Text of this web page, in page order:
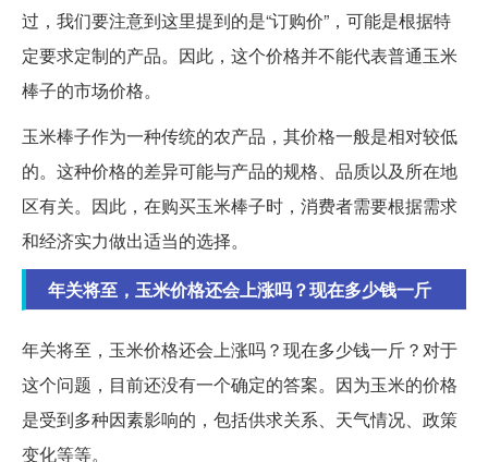
过，我们要注意到这里提到的是“订购价”，可能是根据特
定要求定制的产品。因此，这个价格并不能代表普通玉米
棒子的市场价格。
玉米棒子作为一种传统的农产品，其价格一般是相对较低
的。这种价格的差异可能与产品的规格、品质以及所在地
区有关。因此，在购买玉米棒子时，消费者需要根据需求
和经济实力做出适当的选择。
年关将至，玉米价格还会上涨吗？现在多少钱一斤
年关将至，玉米价格还会上涨吗？现在多少钱一斤？对于
这个问题，目前还没有一个确定的答案。因为玉米的价格
是受到多种因素影响的，包括供求关系、天气情况、政策
变化等等。